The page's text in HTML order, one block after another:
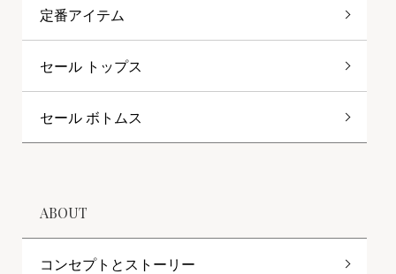
定番アイテム
セール トップス
セール ボトムス
ABOUT
コンセプトとストーリー